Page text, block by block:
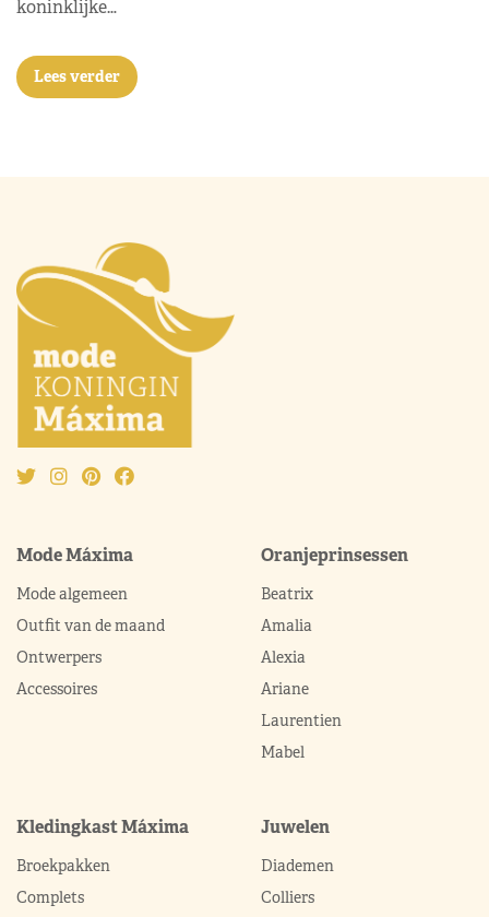
koninklijke…
Lees verder
Mode Máxima
Mode algemeen
Outfit van de maand
Ontwerpers
Accessoires
Oranjeprinsessen
Beatrix
Amalia
Alexia
Ariane
Laurentien
Mabel
Kledingkast Máxima
Broekpakken
Complets
Juwelen
Diademen
Colliers